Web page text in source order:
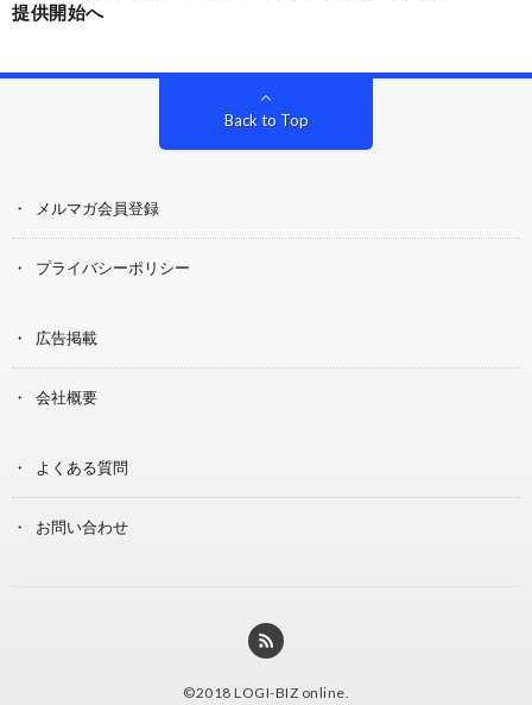
提供開始へ
Back to Top
メルマガ会員登録
プライバシーポリシー
広告掲載
会社概要
よくある質問
お問い合わせ
©2018 LOGI-BIZ online.